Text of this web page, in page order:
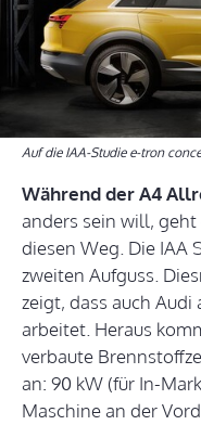
Auf die IAA-Studie e-tron
Während der A4
anders sein will,
diesen Weg. Die IAA
zweiten Aufguss.
zeigt, dass auch
arbeitet. Heraus
verbaute
an: 90 kW (für In-
Maschine an der